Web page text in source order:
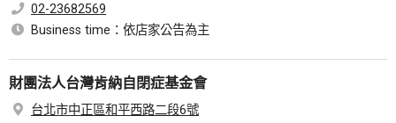
02-23682569
Business time：依店家公告為主
財團法人台灣肯納自閉症基金會
台北市中正區和平西路二段6號